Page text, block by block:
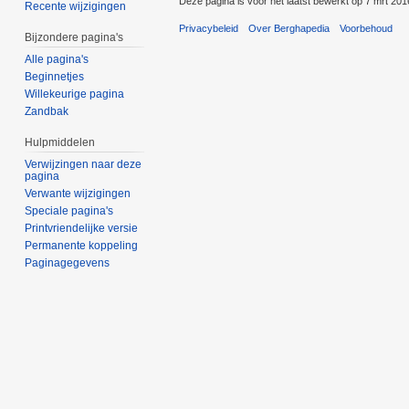
Recente wijzigingen
Bijzondere pagina's
Alle pagina's
Beginnetjes
Willekeurige pagina
Zandbak
Hulpmiddelen
Verwijzingen naar deze
pagina
Verwante wijzigingen
Speciale pagina's
Printvriendelijke versie
Permanente koppeling
Paginagegevens
Privacybeleid Over Berghapedia Voorbehoud